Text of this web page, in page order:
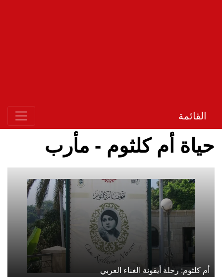
القائمة
حياة أم كلثوم - مأرب
أم كلثوم: رحلة أيقونة الغناء العربي